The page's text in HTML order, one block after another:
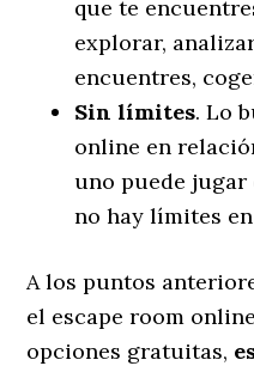
que te
explorar,
encuentres,
Sin límites. Lo
online en
uno puede jugar
no hay límites
A los puntos
el escape room
opciones gratuitas,